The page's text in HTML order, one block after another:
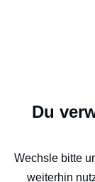
Du
Wechsle bitte
weiterhin